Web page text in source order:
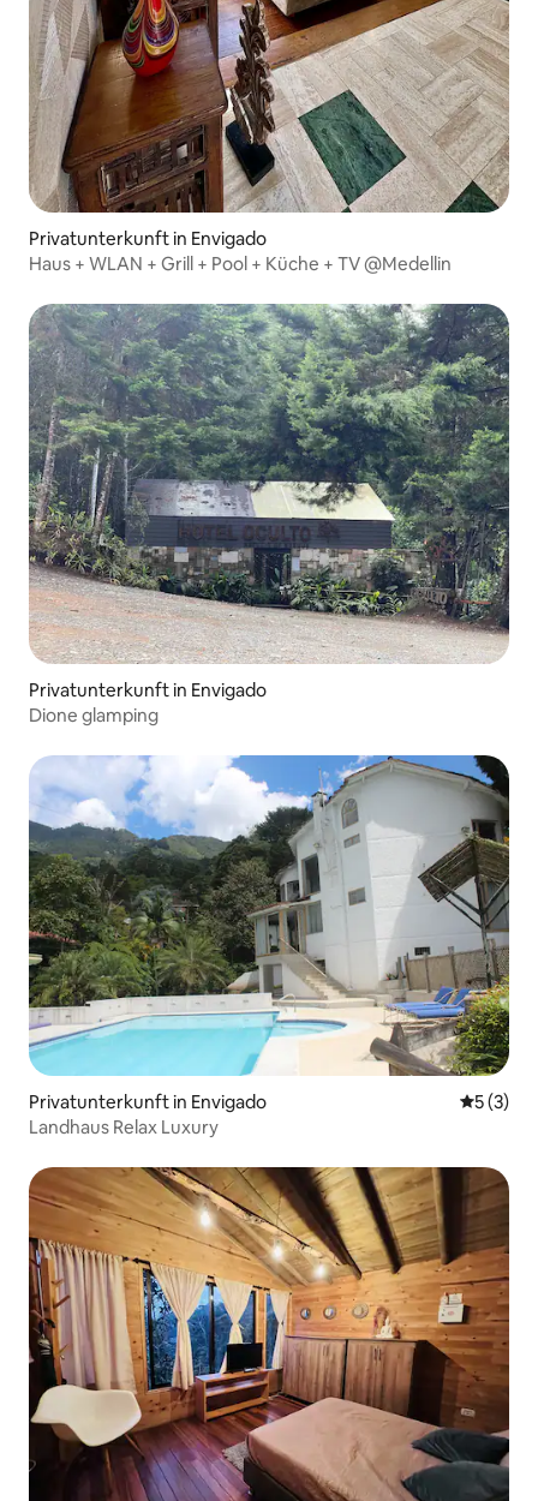
Privatunterkunft in Envigado
Haus + WLAN + Grill + Pool + Küche + TV @Medellin
Privatunterkunft in Envigado
Dione glamping
Privatunterkunft in Envigado
5 (3)
Landhaus Relax Luxury